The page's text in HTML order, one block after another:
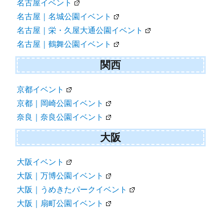
名古屋イベント
名古屋｜名城公園イベント
名古屋｜栄・久屋大通公園イベント
名古屋｜鶴舞公園イベント
関西
京都イベント
京都｜岡崎公園イベント
奈良｜奈良公園イベント
大阪
大阪イベント
大阪｜万博公園イベント
大阪｜うめきたパークイベント
大阪｜扇町公園イベント